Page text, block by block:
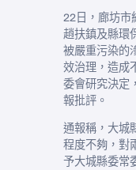
22日，廊坊市
趙扶鎮及縣環
被嚴重污染的
效治理，造成
委會研究決定
報批評。
通報稱，大城
程度不夠，對
予大城縣委常